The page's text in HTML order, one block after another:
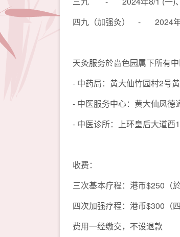
四九（加强灸） - 2024年
天灸服务於啬色园属下所有
- 中药局：黄大仙竹园村2号
- 中医服务中心：黄大仙凤德
- 中医诊所：上环皇后大道西
收费：
三次基本疗程：港币$250（
四次加强疗程：港币$300（
费用一经缴交，不设退款